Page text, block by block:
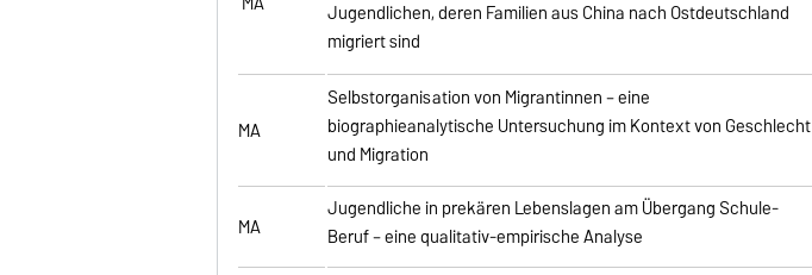
Jugendlichen, deren Familien aus China nach Ostdeutschland
migriert sind
MA
Selbstorganisation von Migrantinnen – eine
biographieanalytische Untersuchung im Kontext von Geschlecht
und Migration
MA
Jugendliche in prekären Lebenslagen am Übergang Schule-
Beruf – eine qualitativ-empirische Analyse